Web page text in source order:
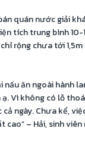
quán nước giải
tích trung bình 10-
rộng chưa tới
nấu ăn ngoài hành
Vì không có lỗ
ngày. Chưa kể,
cao” – Hải, sinh